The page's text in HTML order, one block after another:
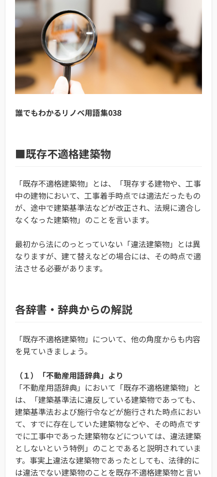
誰でもわかるリノベ用語集038
■既存不適格建築物
「既存不適格建築物」とは、「現存する建物や、工事
中の建物において、工事着手時点では適法だったもの
が、途中で建築基準法などが改正され、法規に適合し
なくなった建築物」のことを言います。
最初から法にのっとっていない「違法建築物」とは異
なりますが、建て替えなどの場合には、その時点で適
法させる必要があります。
各辞書・辞典からの解説
「既存不適格建築物」について、他の角度からも内容
を見ていきましょう。
（１）「不動産用語辞典」より
「不動産用語辞典」において「既存不適格建築物」と
は、「建築基準法に違反している建築物であっても、
建築基準法および施行令などが施行された時点におい
て、すでに存在していた建築物などや、その時点です
でに工事中であった建築物などについては、違法建築
としないという特例」のことであると説明されていま
す。事実上違法な建築物であったとしても、法律的に
は違法でない建築物のことを既存不適格建築物と言い